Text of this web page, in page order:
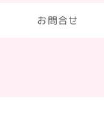
お問合せ